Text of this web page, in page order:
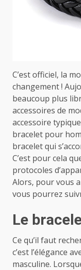
C’est officiel, la
changement !
beaucoup plus
accessoires de
accessoire
bracelet pour
bracelet qui
C’est pour cela
protocoles
Alors, pour vous
vous pourrez
Le
Ce qu’il faut
c’est l’élégance
masculine.